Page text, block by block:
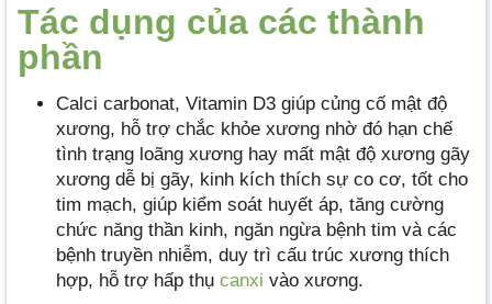
Tác dụng của các thành
phần
Calci carbonat, Vitamin D3 giúp củng cố mật độ
xương, hỗ trợ chắc khỏe xương nhờ đó hạn chế
tình trạng loãng xương hay mất mật độ xương gãy
xương dễ bị gãy, kinh kích thích sự co cơ, tốt cho
tim mạch, giúp kiểm soát huyết áp, tăng cường
chức năng thần kinh, ngăn ngừa bệnh tim và các
bệnh truyền nhiễm, duy trì cấu trúc xương thích
hợp, hỗ trợ hấp thụ canxi vào xương.